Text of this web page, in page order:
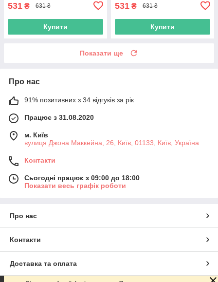
531 ₴ 631 ₴
Купити
531 ₴ 631 ₴
Купити
Показати ще
Про нас
91% позитивних з 34 відгуків за рік
Працює з 31.08.2020
м. Київ
вулиця Джона Маккейна, 26, Київ, 01133, Київ, Україна
Контакти
Сьогодні працює з 09:00 до 18:00
Показати весь графік роботи
Про нас
Контакти
Доставка та оплата